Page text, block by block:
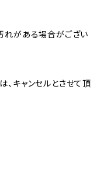
がある場合がござい
キャンセルとさせて頂